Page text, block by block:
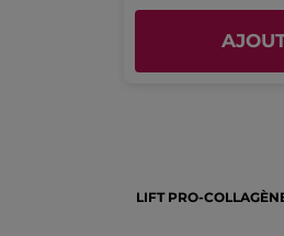
LIFT PRO-